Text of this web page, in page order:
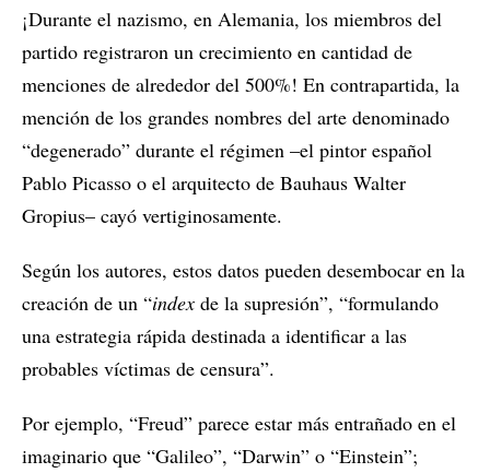
¡Durante el nazismo, en Alemania, los miembros del
partido registraron un crecimiento en cantidad de
menciones de alrededor del 500%! En contrapartida, la
mención de los grandes nombres del arte denominado
“degenerado” durante el régimen –el pintor español
Pablo Picasso o el arquitecto de Bauhaus Walter
Gropius– cayó vertiginosamente.
Según los autores, estos datos pueden desembocar en la
creación de un “index de la supresión”, “formulando
una estrategia rápida destinada a identificar a las
probables víctimas de censura”.
Por ejemplo, “Freud” parece estar más entrañado en el
imaginario que “Galileo”, “Darwin” o “Einstein”;